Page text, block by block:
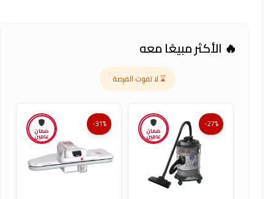
🔥 الأكثر مبيعًا معه
⌛ لا تفوت الفرصة
ضمان
عامين
-27%
ضمان
عامين
-31%